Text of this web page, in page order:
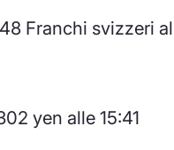
Franchi svizzeri
yen alle 15:41